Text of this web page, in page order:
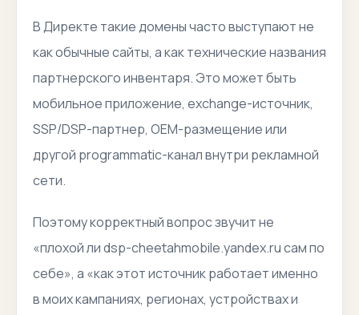
В Директе такие домены часто выступают не
как обычные сайты, а как технические названия
партнерского инвентаря. Это может быть
мобильное приложение, exchange-источник,
SSP/DSP-партнер, OEM-размещение или
другой programmatic-канал внутри рекламной
сети.
Поэтому корректный вопрос звучит не
«плохой ли dsp-cheetahmobile.yandex.ru сам по
себе», а «как этот источник работает именно
в моих кампаниях, регионах, устройствах и